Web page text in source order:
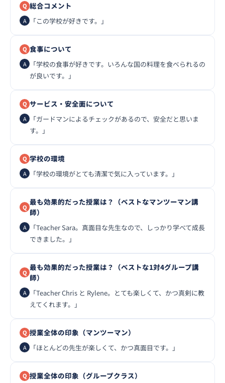
総合コメント
「この学校が好きです。」
食事について
「学校の食事が好きです。いろんな国の料理を食べられるの
が良いです。」
サービス・安全面について
「ガードマンによるチェックがあるので、安全だと思いま
す。」
学校の環境
「学校の環境がとても清潔で気に入っています。」
最も効果的だった授業は？（ベストなマンツーマン講
師）
「Teacher Sara。真面目な先生なので、しっかり学べて成長
できました。」
最も効果的だった授業は？（ベストな1対4グループ講
師）
「Teacher Chris と Rylene。とても楽しくて、かつ真剣に教
えてくれます。」
授業全体の印象（マンツーマン）
「ほとんどの先生が楽しくて、かつ真面目です。」
授業全体の印象（グループクラス）